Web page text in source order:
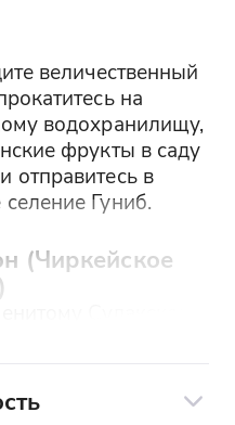
величественный
на
водохранилищу,
фрукты в саду
отправитесь в
Гуниб.
(Чиркейское
Сулакскому
водохранилищу,